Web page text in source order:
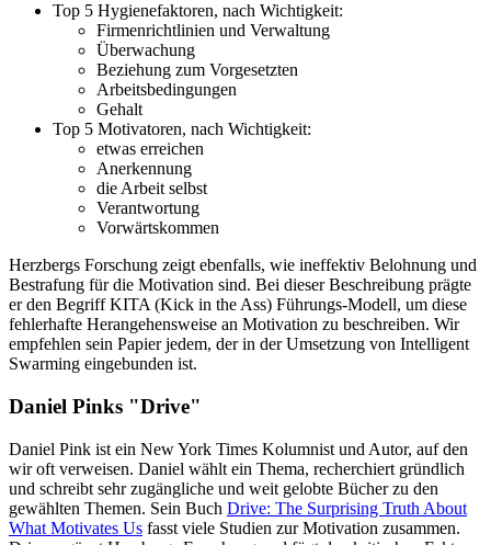
Top 5 Hygienefaktoren, nach Wichtigkeit:
Firmenrichtlinien und Verwaltung
Überwachung
Beziehung zum Vorgesetzten
Arbeitsbedingungen
Gehalt
Top 5 Motivatoren, nach Wichtigkeit:
etwas erreichen
Anerkennung
die Arbeit selbst
Verantwortung
Vorwärtskommen
Herzbergs Forschung zeigt ebenfalls, wie ineffektiv Belohnung und
Bestrafung für die Motivation sind. Bei dieser Beschreibung prägte
er den Begriff KITA (Kick in the Ass) Führungs-Modell, um diese
fehlerhafte Herangehensweise an Motivation zu beschreiben. Wir
empfehlen sein Papier jedem, der in der Umsetzung von Intelligent
Swarming eingebunden ist.
Daniel Pinks "Drive"
Daniel Pink ist ein New York Times Kolumnist und Autor, auf den
wir oft verweisen. Daniel wählt ein Thema, recherchiert gründlich
und schreibt sehr zugängliche und weit gelobte Bücher zu den
gewählten Themen. Sein Buch Drive: The Surprising Truth About
What Motivates Us fasst viele Studien zur Motivation zusammen.